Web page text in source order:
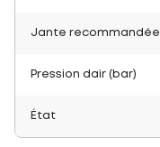
Jante recommandée
Pression dair (bar)
État